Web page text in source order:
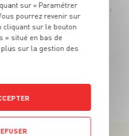
2 ou 0€90 la pièce achetée seule
NOS PROMOTIONS
sur « Paramétrer
pourrez revenir sur
cliquant sur le bouton
» situé en bas de
sur la gestion des